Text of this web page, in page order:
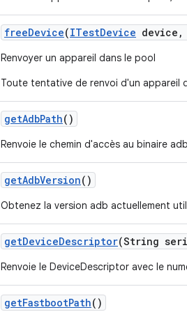
freeDevice(ITestDevice device ,
Renvoyer un appareil dans le pool
Toute tentative de renvoi d'un appareil
getAdbPath()
Renvoie le chemin d'accès au binaire
getAdbVersion()
Obtenez la version adb actuellement
getDeviceDescriptor(String
Renvoie le DeviceDescriptor avec le
getFastbootPath()